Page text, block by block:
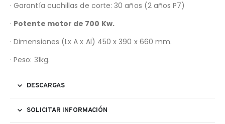
· Garantía cuchillas de corte: 30 años (2 años P7)
· Potente motor de 700 Kw.
· Dimensiones (Lx A x Al) 450 x 390 x 660 mm.
· Peso: 31kg.
DESCARGAS
SOLICITAR INFORMACIÓN